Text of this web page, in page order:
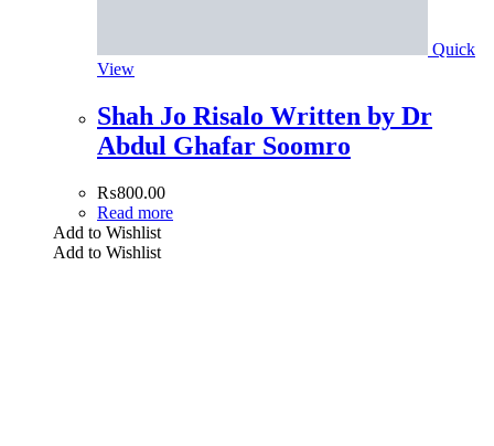
Quick
View
Shah Jo Risalo Written by Dr
Abdul Ghafar Soomro
₨800.00
Read more
Add to Wishlist
Add to Wishlist